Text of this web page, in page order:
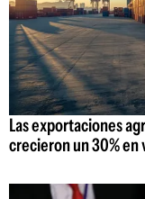
Las exportaciones
crecieron un 30%